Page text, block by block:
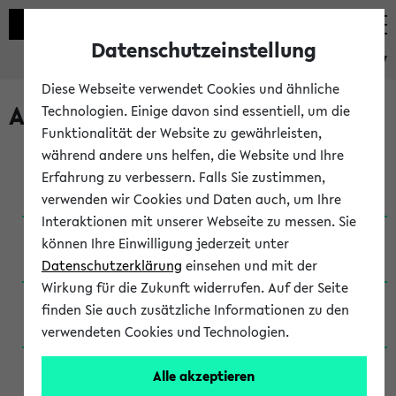
eKVV
Archivierte Studiengänge
Anglistik: British and American Studies / B.A.
(Einschreibung bis WiSe 16/17)
Anglistik: British and American Studies / B.A.
(Einschreibung bis SoSe 2015)
Anglistik: British and American Studies / B.A.
(Einschreibung bis SoSe 2013)
Anglistik: British and American Studies / Ba
(Einschreibung bis SoSe 2011)
Datenschutzeinstellung
Diese Webseite verwendet Cookies und ähnliche
Technologien. Einige davon sind essentiell, um die
Funktionalität der Website zu gewährleisten,
während andere uns helfen, die Website und Ihre
Erfahrung zu verbessern. Falls Sie zustimmen,
verwenden wir Cookies und Daten auch, um Ihre
Interaktionen mit unserer Webseite zu messen. Sie
können Ihre Einwilligung jederzeit unter
Datenschutzerklärung einsehen und mit der
Wirkung für die Zukunft widerrufen. Auf der Seite
finden Sie auch zusätzliche Informationen zu den
verwendeten Cookies und Technologien.
Alle akzeptieren